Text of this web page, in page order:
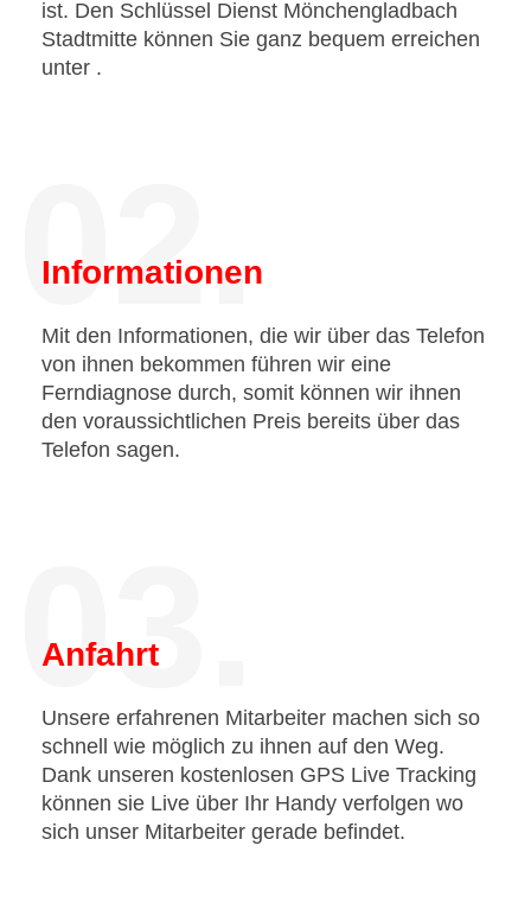
ist. Den Schlüssel Dienst Mönchengladbach
Stadtmitte können Sie ganz bequem erreichen
unter .
02.
Informationen
Mit den Informationen, die wir über das Telefon
von ihnen bekommen führen wir eine
Ferndiagnose durch, somit können wir ihnen
den voraussichtlichen Preis bereits über das
Telefon sagen.
03.
Anfahrt
Unsere erfahrenen Mitarbeiter machen sich so
schnell wie möglich zu ihnen auf den Weg.
Dank unseren kostenlosen GPS Live Tracking
können sie Live über Ihr Handy verfolgen wo
sich unser Mitarbeiter gerade befindet.